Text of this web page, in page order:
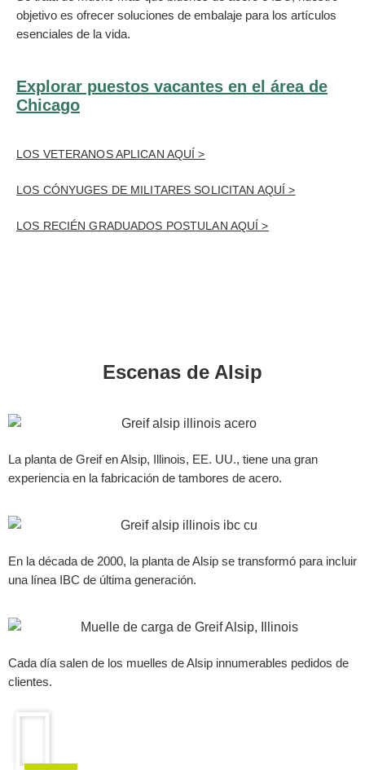
objetivo es ofrecer soluciones de embalaje para los artículos
esenciales de la vida.
Explorar puestos vacantes en el área de
Chicago
LOS VETERANOS APLICAN AQUÍ >
LOS CÓNYUGES DE MILITARES SOLICITAN AQUÍ >
LOS RECIÉN GRADUADOS POSTULAN AQUÍ >
Escenas de Alsip
La planta de Greif en Alsip, Illinois, EE. UU., tiene una gran
experiencia en la fabricación de tambores de acero.
En la década de 2000, la planta de Alsip se transformó para incluir
una línea IBC de última generación.
Cada día salen de los muelles de Alsip innumerables pedidos de
clientes.